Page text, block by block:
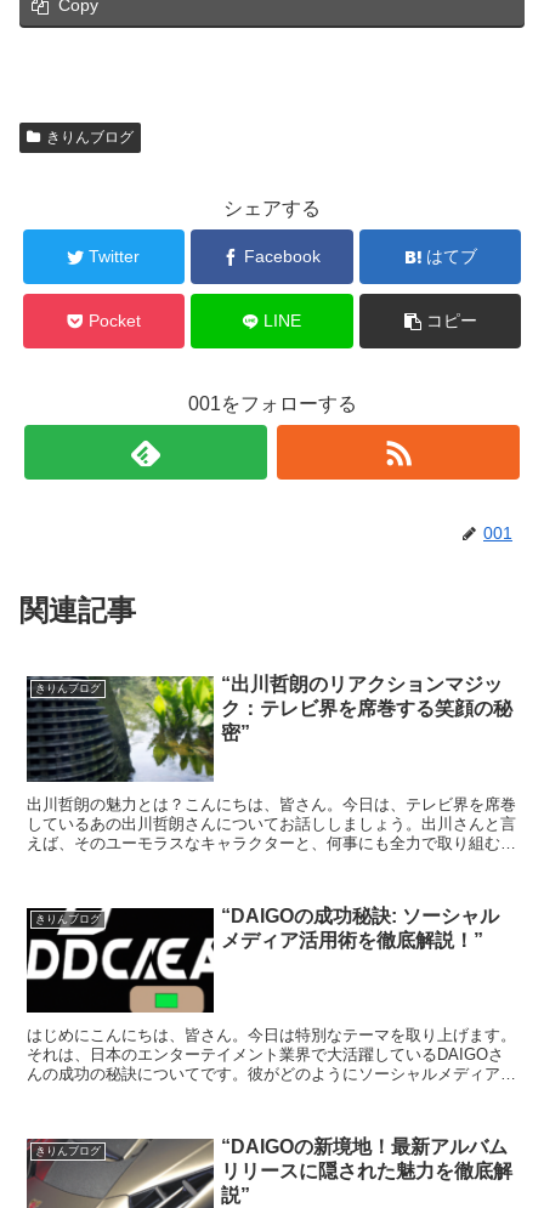
Copy
きりんブログ
シェアする
Twitter Facebook はてブ
Pocket LINE コピー
001をフォローする
001
関連記事
きりんブログ
“出川哲朗のリアクションマジッ
ク：テレビ界を席巻する笑顔の秘
密”
出川哲朗の魅力とは？こんにちは、皆さん。今日は、テレビ界を席巻
しているあの出川哲朗さんについてお話ししましょう。出川さんと言
えば、そのユーモラスなキャラクターと、何事にも全力で取り組む姿
きりんブログ
“DAIGOの成功秘訣: ソーシャル
メディア活用術を徹底解説！”
はじめにこんにちは、皆さん。今日は特別なテーマを取り上げます。
それは、日本のエンターテイメント業界で大活躍しているDAIGOさ
んの成功の秘訣についてです。彼がどのようにソーシャルメディアを
きりんブログ
“DAIGOの新境地！最新アルバム
リリースに隠された魅力を徹底解
説”